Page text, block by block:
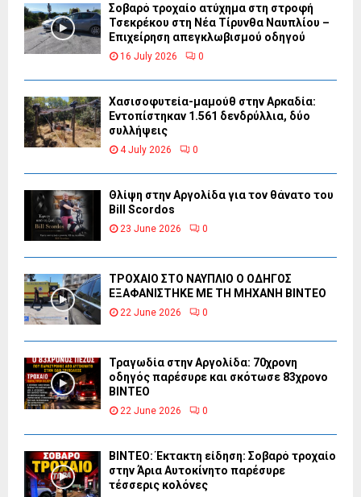
Σοβαρό τροχαίο ατύχημα στη στροφή
Τσεκρέκου στη Νέα Τίρυνθα Ναυπλίου –
Επιχείρηση απεγκλωβισμού οδηγού
16 July 2026 0
Χασισοφυτεία-μαμούθ στην Αρκαδία:
Εντοπίστηκαν 1.561 δενδρύλλια, δύο
συλλήψεις
4 July 2026 0
Θλίψη στην Αργολίδα για τον θάνατο του
Bill Scordos
23 June 2026 0
ΤΡΟΧΑΙΟ ΣΤΟ ΝΑΥΠΛΙΟ Ο ΟΔΗΓΟΣ
ΕΞΑΦΑΝΙΣΤΗΚΕ ΜΕ ΤΗ ΜΗΧΑΝΗ ΒΙΝΤΕΟ
22 June 2026 0
Τραγωδία στην Αργολίδα: 70χρονη
οδηγός παρέσυρε και σκότωσε 83χρονο
ΒΙΝΤΕΟ
22 June 2026 0
ΒΙΝΤΕΟ: Έκτακτη είδηση: Σοβαρό τροχαίο
στην Άρια Αυτοκίνητο παρέσυρε
τέσσερις κολόνες